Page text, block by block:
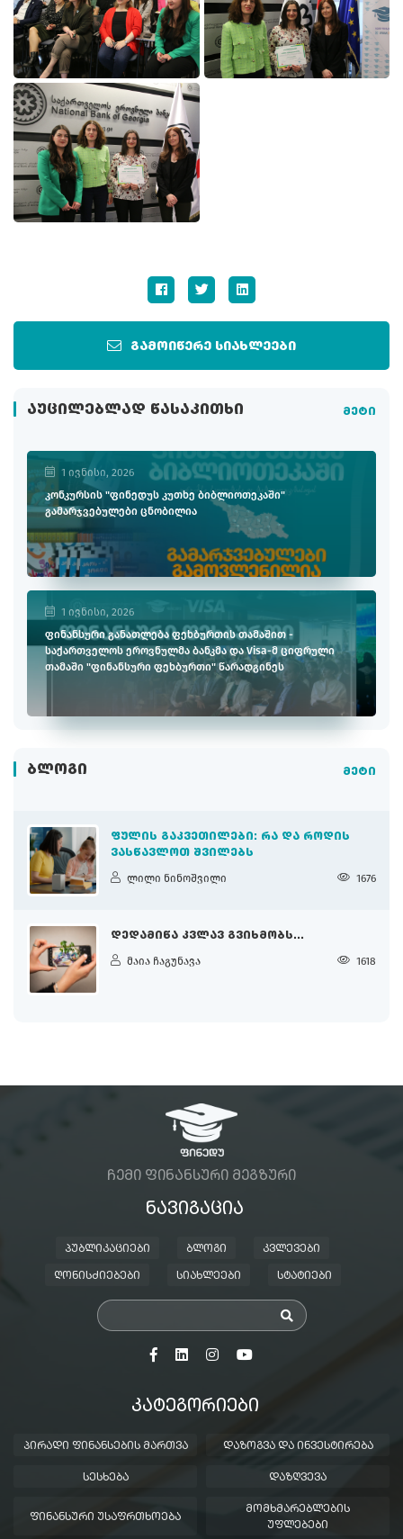
გამოიწერე სიახლეები
ᲐᲣᲪᲘᲚᲔᲑᲚᲐᲓ ᲬᲐᲡᲐᲙᲘᲗᲮᲘ მეტი
1 ივნისი, 2026
კონკურსის "ფინედუს კუთხე ბიბლიოთეკაში"
გამარჯვებულები ცნობილია
1 ივნისი, 2026
ფინანსური განათლება ფეხბურთის თამაშით -
საქართველოს ეროვნულმა ბანკმა და Visa-მ ციფრული
თამაში "ფინანსური ფეხბურთი" წარადგინეს
ᲑᲚᲝᲒᲘ მეტი
ᲤᲣᲚᲘᲡ ᲒᲐᲙᲕᲔᲗᲘᲚᲔᲑᲘ: ᲠᲐ ᲓᲐ ᲠᲝᲓᲘᲡ
ᲕᲐᲡᲬᲐᲕᲚᲝᲗ ᲨᲕᲘᲚᲔᲑᲡ
ლილი ნინოშვილი 1676
ᲓᲔᲓᲐᲛᲘᲬᲐ ᲙᲕᲚᲐᲕ ᲒᲕᲘᲮᲛᲝᲑᲡ...
მაია ჩაგუნავა 1618
ᲩᲔᲛᲘ ᲤᲘᲜᲐᲜᲡᲣᲠᲘ ᲛᲔᲒᲖᲣᲠᲘ
ᲜᲐᲕᲘᲒᲐᲪᲘᲐ
ᲞᲣᲑᲚᲘᲙᲐᲪᲘᲔᲑᲘ ᲑᲚᲝᲒᲘ ᲙᲕᲚᲔᲕᲔᲑᲘ
ᲦᲝᲜᲘᲡᲫᲘᲔᲑᲔᲑᲘ ᲡᲘᲐᲮᲚᲔᲔᲑᲘ ᲡᲢᲐᲢᲘᲔᲑᲘ
ᲙᲐᲢᲔᲒᲝᲠᲘᲔᲑᲘ
ᲞᲘᲠᲐᲓᲘ ᲤᲘᲜᲐᲜᲡᲔᲑᲘᲡ ᲛᲐᲠᲗᲕᲐ ᲓᲐᲖᲝᲒᲕᲐ ᲓᲐ ᲘᲜᲕᲔᲡᲢᲘᲠᲔᲑᲐ
ᲡᲔᲡᲮᲔᲑᲐ ᲓᲐᲖᲦᲕᲔᲕᲐ
ᲤᲘᲜᲐᲜᲡᲣᲠᲘ ᲣᲡᲐᲤᲠᲗᲮᲝᲔᲑᲐ
ᲛᲝᲛᲮᲛᲐᲠᲔᲑᲚᲔᲑᲘᲡ
ᲣᲤᲚᲔᲑᲔᲑᲘ